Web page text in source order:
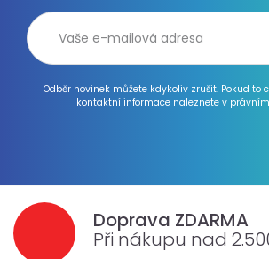
Odběr novinek můžete kdykoliv zrušit. Pokud to
kontaktní informace naleznete v
Doprava ZDARMA
Při nákupu nad